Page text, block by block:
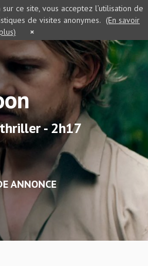
- 2h17
ANNONCE
ce site, vous acceptez l’utilisation de
de visites anonymes. (En savoir
×